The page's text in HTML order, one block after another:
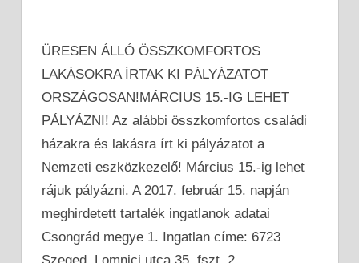
ÜRESEN ÁLLÓ ÖSSZKOMFORTOS
LAKÁSOKRA ÍRTAK KI PÁLYÁZATOT
ORSZÁGOSAN!MÁRCIUS 15.-IG LEHET
PÁLYÁZNI! Az alábbi összkomfortos családi
házakra és lakásra írt ki pályázatot a
Nemzeti eszközkezelő! Március 15.-ig lehet
rájuk pályázni. A 2017. február 15. napján
meghirdetett tartalék ingatlanok adatai
Csongrád megye 1. Ingatlan címe: 6723